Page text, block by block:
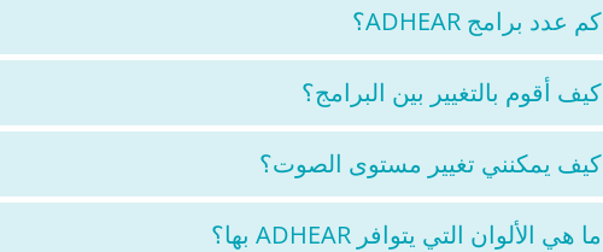
كم عدد برامج ADHEAR؟
كيف أقوم بالتغيير بين البرامج؟
كيف يمكنني تغيير مستوى الصوت؟
ما هي الألوان التي يتوافر ADHEAR بها؟